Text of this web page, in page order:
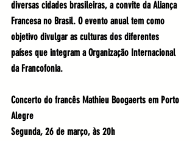
diversas cidades brasileiras, a convite da Aliança
Francesa no Brasil. O evento anual tem como
objetivo divulgar as culturas dos diferentes
países que integram a Organização Internacional
da Francofonia.
Concerto do francês Mathieu Boogaerts em Porto
Alegre
Segunda, 26 de março, às 20h